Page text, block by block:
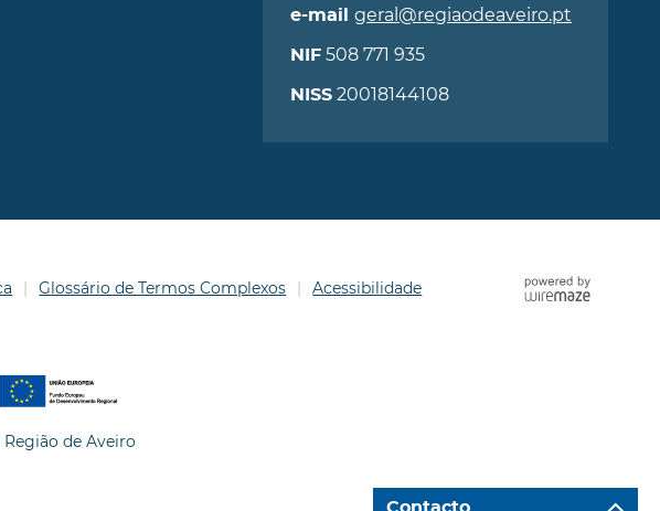
e-mail geral@regiaodeaveiro.pt
NIF508 771 935
NISS20018144108
Glossário de Termos Complexos Acessibilidade
de Aveiro